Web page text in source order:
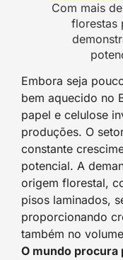
Com mais
florestas
Embora seja
bem aquecido no
papel e celulose
produções. O
constante
potencial. A
origem florestal,
pisos laminados,
proporcionando
também no
O mundo